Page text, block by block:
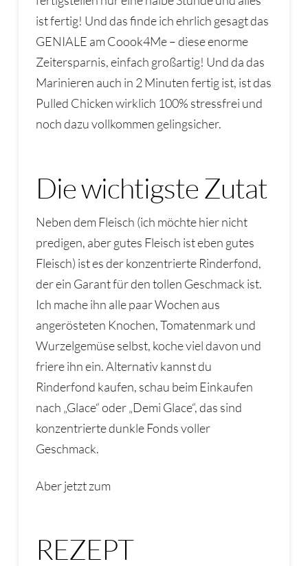
ist fertig! Und das finde ich ehrlich gesagt das
GENIALE am Coook4Me – diese enorme
Zeitersparnis, einfach großartig! Und da das
Marinieren auch in 2 Minuten fertig ist, ist das
Pulled Chicken wirklich 100% stressfrei und
noch dazu vollkommen gelingsicher.
Die wichtigste Zutat
Neben dem Fleisch (ich möchte hier nicht
predigen, aber gutes Fleisch ist eben gutes
Fleisch) ist es der konzentrierte Rinderfond,
der ein Garant für den tollen Geschmack ist.
Ich mache ihn alle paar Wochen aus
angerösteten Knochen, Tomatenmark und
Wurzelgemüse selbst, koche viel davon und
friere ihn ein. Alternativ kannst du
Rinderfond kaufen, schau beim Einkaufen
nach „Glace“ oder „Demi Glace“, das sind
konzentrierte dunkle Fonds voller
Geschmack.
Aber jetzt zum
REZEPT